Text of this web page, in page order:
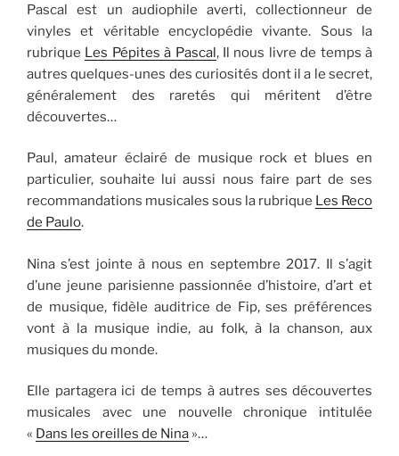
Pascal est un audiophile averti, collectionneur de
vinyles et véritable encyclopédie vivante. Sous la
rubrique Les Pépites à Pascal, Il nous livre de temps à
autres quelques-unes des curiosités dont il a le secret,
généralement des raretés qui méritent d’être
découvertes…
Paul, amateur éclairé de musique rock et blues en
particulier, souhaite lui aussi nous faire part de ses
recommandations musicales sous la rubrique Les Reco
de Paulo.
Nina s’est jointe à nous en septembre 2017. Il s’agit
d’une jeune parisienne passionnée d’histoire, d’art et
de musique, fidèle auditrice de Fip, ses préférences
vont à la musique indie, au folk, à la chanson, aux
musiques du monde.
Elle partagera ici de temps à autres ses découvertes
musicales avec une nouvelle chronique intitulée
« Dans les oreilles de Nina »…